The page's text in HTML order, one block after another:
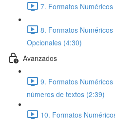
7. Formatos
8. Formatos
Opcionales (4:30)
Avanzados
9. Formatos
números de textos (2:39)
10. Formatos